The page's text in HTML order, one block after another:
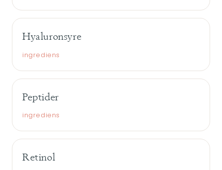
Hyaluronsyre
ingrediens
Peptider
ingrediens
Retinol